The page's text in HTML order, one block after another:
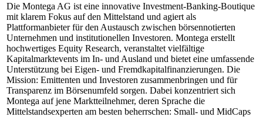
Die Montega AG ist eine innovative Investment-Banking-Boutique
mit klarem Fokus auf den Mittelstand und agiert als
Plattformanbieter für den Austausch zwischen börsennotierten
Unternehmen und institutionellen Investoren. Montega erstellt
hochwertiges Equity Research, veranstaltet vielfältige
Kapitalmarktevents im In- und Ausland und bietet eine umfassende
Unterstützung bei Eigen- und Fremdkapitalfinanzierungen. Die
Mission: Emittenten und Investoren zusammenbringen und für
Transparenz im Börsenumfeld sorgen. Dabei konzentriert sich
Montega auf jene Marktteilnehmer, deren Sprache die
Mittelstandsexperten am besten beherrschen: Small- und MidCaps